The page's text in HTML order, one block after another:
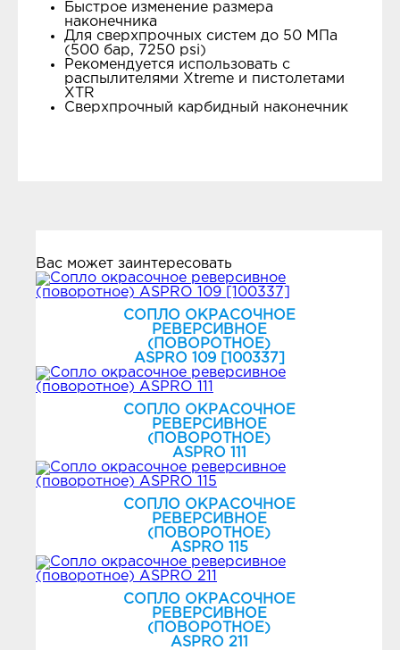
Быстрое изменение размера
наконечника
Для сверхпрочных систем до 50 МПа
(500 бар, 7250 psi)
Рекомендуется использовать с
распылителями Xtreme и пистолетами
XTR
Сверхпрочный карбидный наконечник
Вас может заинтересовать
СОПЛО ОКРАСОЧНОЕ
РЕВЕРСИВНОЕ
(ПОВОРОТНОЕ)
ASPRO 109 [100337]
СОПЛО ОКРАСОЧНОЕ
РЕВЕРСИВНОЕ
(ПОВОРОТНОЕ)
ASPRO 111
СОПЛО ОКРАСОЧНОЕ
РЕВЕРСИВНОЕ
(ПОВОРОТНОЕ)
ASPRO 115
СОПЛО ОКРАСОЧНОЕ
РЕВЕРСИВНОЕ
(ПОВОРОТНОЕ)
ASPRO 211